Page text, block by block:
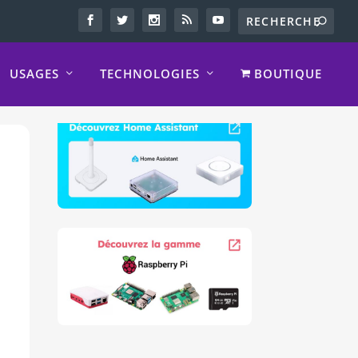
USAGES TECHNOLOGIES BOUTIQUE